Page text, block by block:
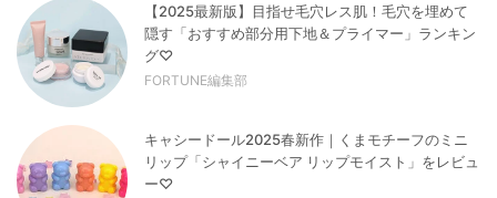
【2025最新版】目指せ毛穴レス肌！毛穴を埋めて
隠す「おすすめ部分用下地＆プライマー」ランキン
グ♡
FORTUNE編集部
キャシードール2025春新作｜くまモチーフのミニ
リップ「シャイニーベア リップモイスト」をレビュ
ー♡